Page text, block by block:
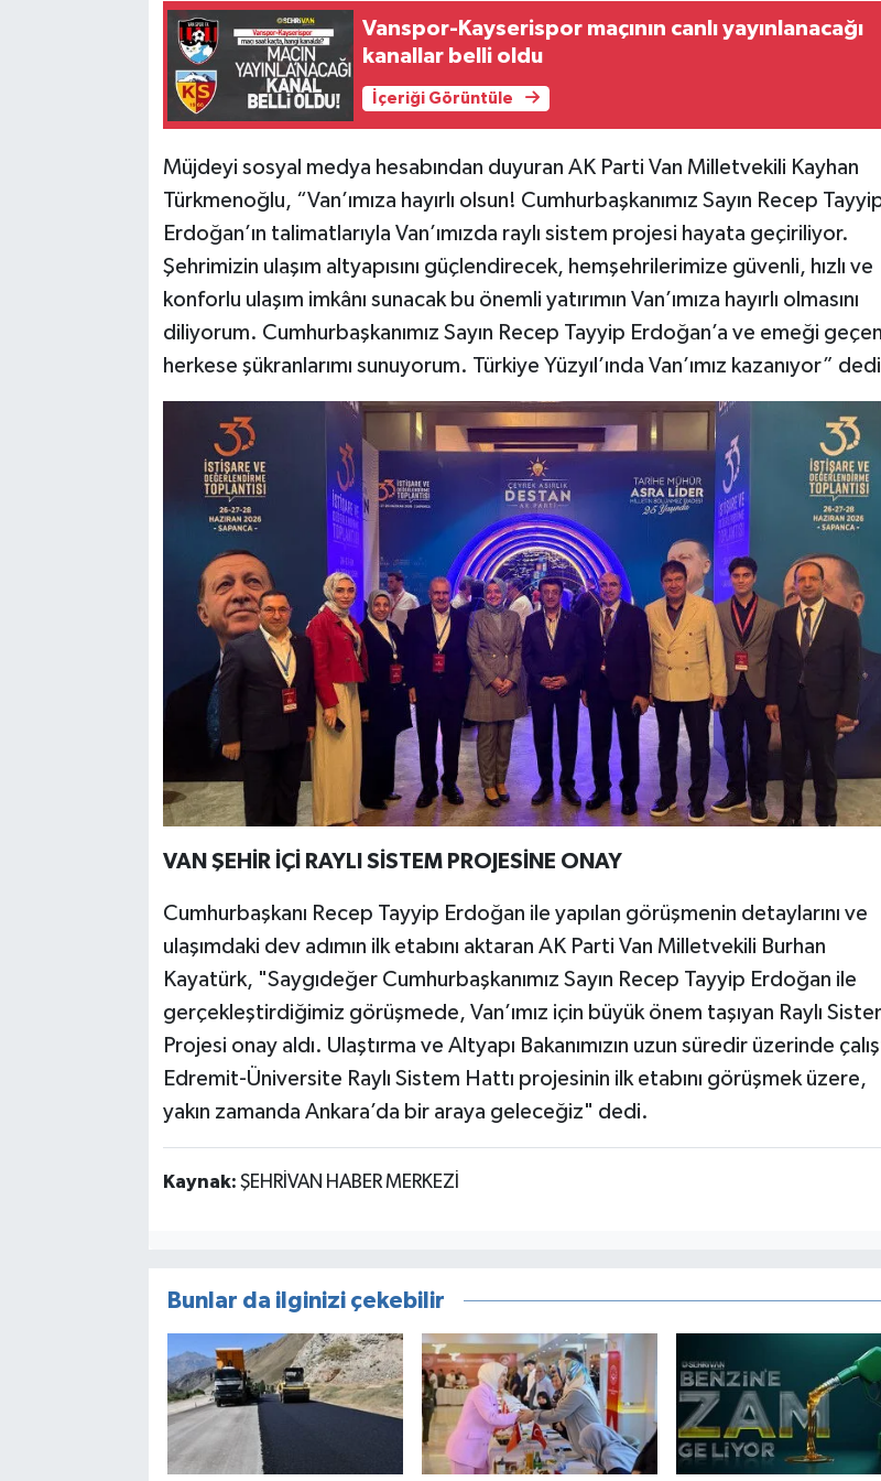
Vanspor-Kayserispor maçının canlı yayınlanacağı
kanallar belli oldu
İçeriği Görüntüle
Müjdeyi sosyal medya hesabından duyuran AK Parti Van Milletvekili Kayhan
Türkmenoğlu, “Van’ımıza hayırlı olsun! Cumhurbaşkanımız Sayın Recep
Erdoğan’ın talimatlarıyla Van’ımızda raylı sistem projesi hayata geçiriliyor.
Şehrimizin ulaşım altyapısını güçlendirecek, hemşehrilerimize güvenli, hızlı ve
konforlu ulaşım imkânı sunacak bu önemli yatırımın Van’ımıza hayırlı olmasını
diliyorum. Cumhurbaşkanımız Sayın Recep Tayyip Erdoğan’a ve emeği geçen
herkese şükranlarımı sunuyorum. Türkiye Yüzyıl’ında Van’ımız kazanıyor”
VAN ŞEHİR İÇİ RAYLI SİSTEM PROJESİNE ONAY
Cumhurbaşkanı Recep Tayyip Erdoğan ile yapılan görüşmenin detaylarını ve
ulaşımdaki dev adımın ilk etabını aktaran AK Parti Van Milletvekili Burhan
Kayatürk, "Saygıdeğer Cumhurbaşkanımız Sayın Recep Tayyip Erdoğan ile
gerçekleştirdiğimiz görüşmede, Van’ımız için büyük önem taşıyan Raylı
Projesi onay aldı. Ulaştırma ve Altyapı Bakanımızın uzun süredir üzerinde
Edremit-Üniversite Raylı Sistem Hattı projesinin ilk etabını görüşmek üzere,
yakın zamanda Ankara’da bir araya geleceğiz" dedi.
Kaynak: ŞEHRİVAN HABER MERKEZİ
Bunlar da ilginizi çekebilir